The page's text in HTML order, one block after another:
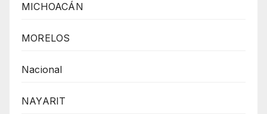
MICHOACÁN
MORELOS
Nacional
NAYARIT